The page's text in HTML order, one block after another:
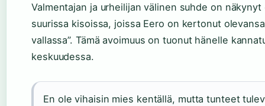
Valmentajan ja urheilijan välinen suhde on
suurissa kisoissa, joissa Eero on kertonut
vallassa”. Tämä avoimuus on tuonut hänelle
keskuudessa.
En ole vihaisin mies kentällä, mutta tunteet